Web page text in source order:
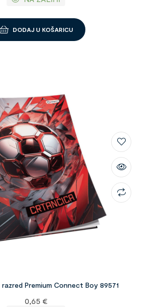
DODAJ U KOŠARICU
Premium Connect Boy 89571
0,65 €